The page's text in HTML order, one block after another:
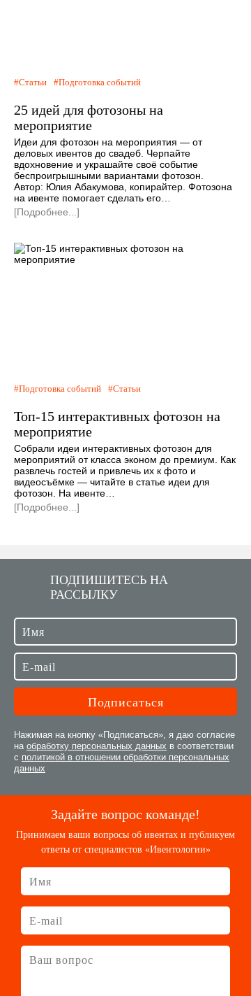
Статьи Подготовка событий
25 идей для фотозоны на
мероприятие
Идеи для фотозон на мероприятия — от
деловых ивентов до свадеб. Черпайте
вдохновение и украшайте своё событие
беспроигрышными вариантами фотозон.
Автор: Юлия Абакумова, копирайтер. Фотозона
на ивенте помогает сделать его…
[Подробнее...]
Подготовка событий Статьи
Топ-15 интерактивных фотозон на
мероприятие
Собрали идеи интерактивных фотозон для
мероприятий от класса эконом до премиум. Как
развлечь гостей и привлечь их к фото и
видеосъёмке — читайте в статье идеи для
фотозон. На ивенте…
[Подробнее...]
ПОДПИШИТЕСЬ НА
РАССЫЛКУ
Нажимая на кнопку «Подписаться», я даю согласие
на обработку персональных данных в соответствии
с политикой в отношении обработки персональных
данных
Задайте вопрос команде!
Принимаем ваши вопросы об ивентах и публикуем
ответы от специалистов «Ивентологии»